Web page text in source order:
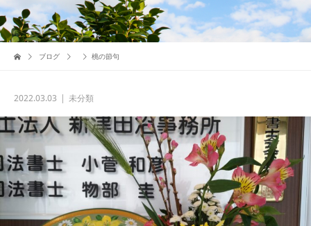
ブログ 桃の節句
2022.03.03 未分類